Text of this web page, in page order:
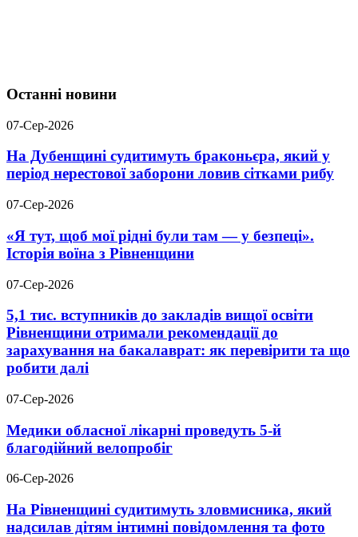
Останні новини
07-Сер-2026
На Дубенщині судитимуть браконьєра, який у
період нерестової заборони ловив сітками рибу
07-Сер-2026
«Я тут, щоб мої рідні були там — у безпеці».
Історія воїна з Рівненщини
07-Сер-2026
5,1 тис. вступників до закладів вищої освіти
Рівненщини отримали рекомендації до
зарахування на бакалаврат: як перевірити та що
робити далі
07-Сер-2026
Медики обласної лікарні проведуть 5-й
благодійний велопробіг
06-Сер-2026
На Рівненщині судитимуть зловмисника, який
надсилав дітям інтимні повідомлення та фото